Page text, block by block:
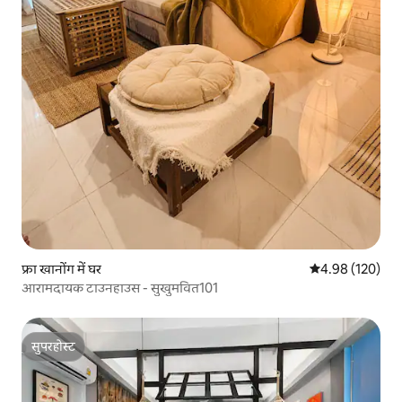
फ्रा खानोंग में घर औसत रेटिंग 5 में से
4.98 (120)
आरामदायक टाउनहाउस - सुखुमवित101
सुपरहोस्ट
सुपरहोस्ट